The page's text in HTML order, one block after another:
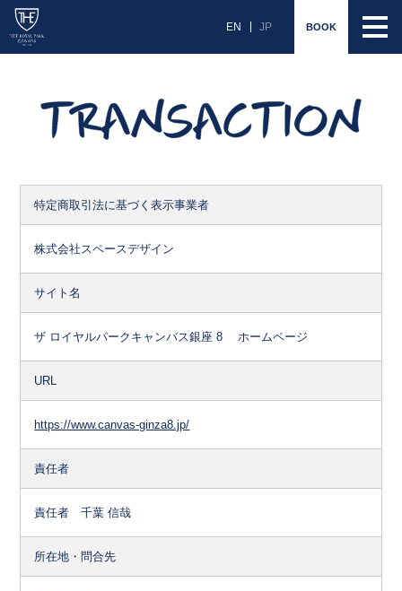
EN JP BOOK
特定商取引法に基づく表示事業者
株式会社スペースデザイン
サイト名
ザ ロイヤルパークキャンバス銀座 8 ホームページ
URL
https://www.canvas-ginza8.jp/
責任者
責任者 千葉 信哉
所在地・問合先